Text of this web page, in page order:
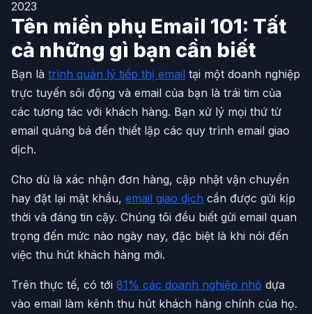
2023
Tên miền phụ Email 101: Tất
cả những gì bạn cần biết
Bạn là trình quản lý tiếp thị email tại một doanh nghiệp
trực tuyến sôi động và email của bạn là trái tim của
các tương tác với khách hàng. Bạn xử lý mọi thứ từ
email quảng bá đến thiết lập các quy trình email giao
dịch.
Cho dù là xác nhận đơn hàng, cập nhật vận chuyển
hay đặt lại mật khẩu, email giao dịch cần được gửi kịp
thời và đáng tin cậy. Chúng tôi đều biết gửi email quan
trọng đến mức nào ngày nay, đặc biệt là khi nói đến
việc thu hút khách hàng mới.
Trên thực tế, có tới 81% các doanh nghiệp nhỏ dựa
vào email làm kênh thu hút khách hàng chính của họ.